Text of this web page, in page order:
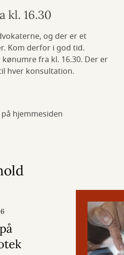
kl. 16.30
og der er et
Kom derfor i god tid.
fra kl. 16.30. Der er
hver konsultation.
hjemmesiden